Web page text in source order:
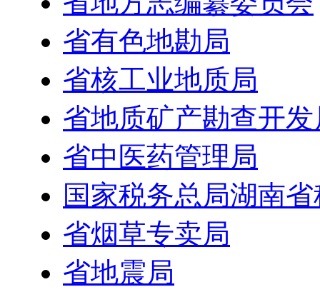
省有色地勘局
省核工业地质局
省地质矿产勘查开发
省中医药管理局
国家税务总局湖南
省烟草专卖局
省地震局